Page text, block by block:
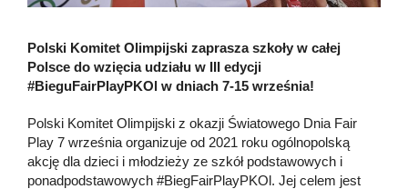
Polski Komitet Olimpijski zaprasza szkoły w całej
Polsce do wzięcia udziału w III edycji
#BieguFairPlayPKOl w dniach 7-15 września!
Polski Komitet Olimpijski z okazji Światowego Dnia Fair
Play 7 września organizuje od 2021 roku ogólnopolską
akcję dla dzieci i młodzieży ze szkół podstawowych i
ponadpodstawowych #BiegFairPlayPKOl. Jej celem jest